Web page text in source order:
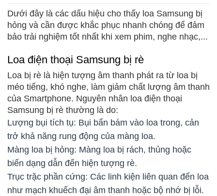
Dưới đây là các dấu hiệu cho thấy loa Samsung bị
hỏng và cần được khắc phục nhanh chóng để đảm
bảo trải nghiệm tốt nhất khi xem phim, nghe nhạc,...
Loa điện thoại Samsung bị rè
Loa bị rè là hiện tượng âm thanh phát ra từ loa bị
méo tiếng, khó nghe, làm giảm chất lượng âm thanh
của Smartphone. Nguyên nhân loa điện thoại
Samsung bị rè thường là do:
Lượng bụi tích tụ: Bụi bẩn bám vào loa trong, cản
trở khả năng rung động của màng loa.
Màng loa bị hỏng: Màng loa bị rách, thủng hoặc
biến dạng dẫn đến hiện tượng rè.
Trục trặc phần cứng: Các linh kiện liên quan đến loa
như mạch khuếch đại âm thanh hoặc bộ nhớ bị lỗi.